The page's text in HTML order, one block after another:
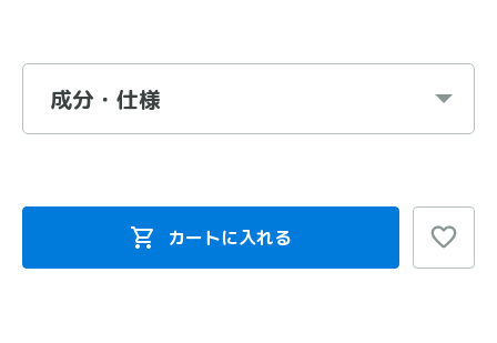
成分・仕様
カートに入れる